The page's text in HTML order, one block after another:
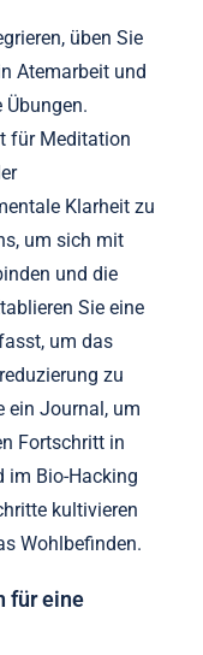
üben Sie
Atemarbeit und
Übungen.
für Meditation
Klarheit zu
um sich mit
und die
Sie eine
um das
zu
ein Journal, um
Fortschritt in
im Bio-Hacking
kultivieren
Wohlbefinden.
für eine